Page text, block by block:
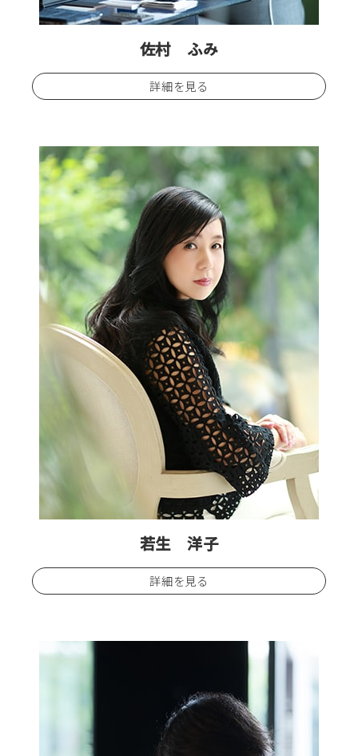
佐村 ふみ
詳細を見る
若生 洋子
詳細を見る